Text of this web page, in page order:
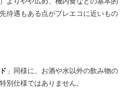
待遇もある点がプレエコに近いもの
」同様に、お酒や水以外の飲み物の
別仕様ではありません。